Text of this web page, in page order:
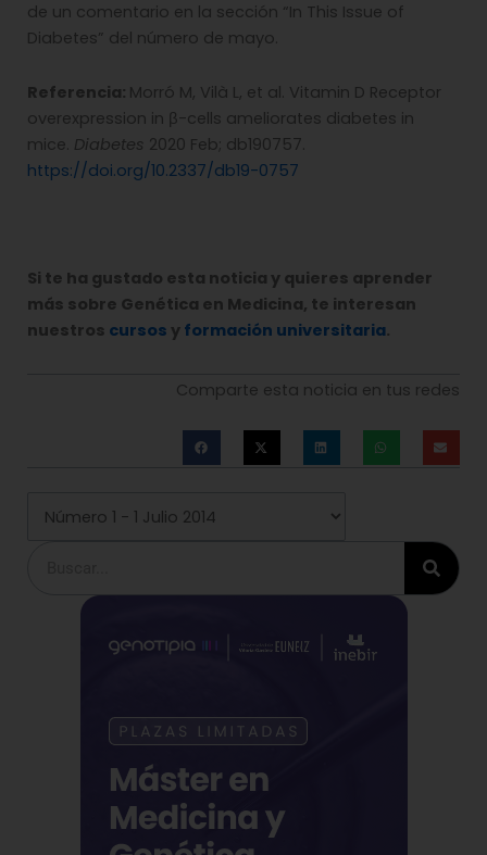
de un comentario en la sección “In This Issue of
Diabetes” del número de mayo.
Referencia: Morró M, Vilà L, et al. Vitamin D Receptor
overexpression in β-cells ameliorates diabetes in
mice. Diabetes 2020 Feb; db190757.
https://doi.org/10.2337/db19-0757
Si te ha gustado esta noticia y quieres aprender
más sobre Genética en Medicina, te interesan
nuestros cursos y formación universitaria.
Comparte esta noticia en tus redes